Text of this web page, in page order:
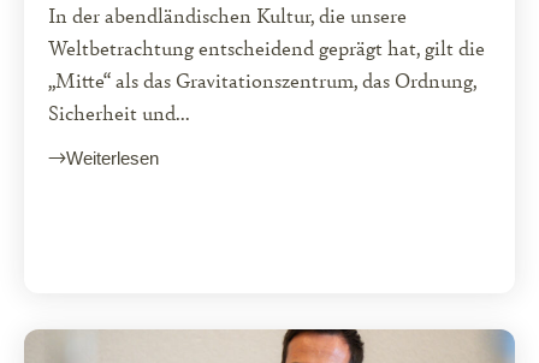
In der abendländischen Kultur, die unsere
Weltbetrachtung entscheidend geprägt hat, gilt die
„Mitte“ als das Gravitationszentrum, das Ordnung,
Sicherheit und...
Weiterlesen